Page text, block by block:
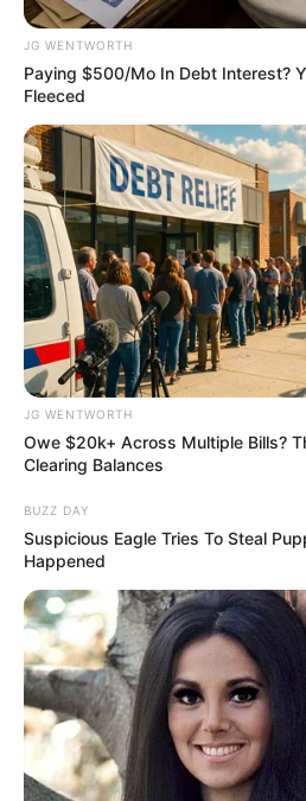
Guatemala Dental
GUATEMALA DENTAL
Stop Waiting In Line: The 87¢
Actually "Self-Serve" In Aisle 7
FRIDAY PLANS
JG WENTWORTH
Paying $500/Mo In Debt Interest?
Fleeced
JG WENTWORTH
Owe $20k+ Across Multiple Bills?
Clearing Balances
BUZZ DAY
Suspicious Eagle Tries To Steal
Happened